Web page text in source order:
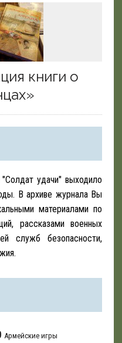
книги о
удачи" выходило
В архиве журнала Вы
материалами по
рассказами военных
служб безопасности,
Армейские игры